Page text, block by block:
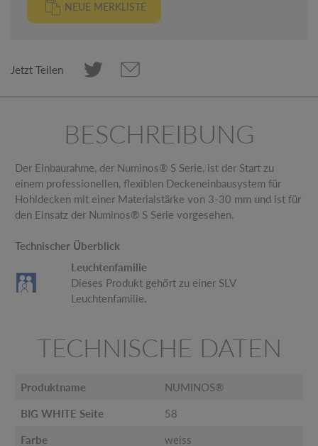
NEUE MERKLISTE
Jetzt Teilen
BESCHREIBUNG
Der Einbaurahme, der Numinos® S Serie, ist der Start zu
einem professionellen, flexiblen Deckeneinbausystem für
Hohldecken mit einer Materialstärke von 3-30 mm und ist für
den Einsatz der Numinos® S Serie vorgesehen.
Technischer Überblick
Leuchtenfamilie
Dieses Produkt gehört zu einer SLV
Leuchtenfamilie.
TECHNISCHE DATEN
Produktname NUMINOS®
BIG WHITE Seite 58
Farbe weiss